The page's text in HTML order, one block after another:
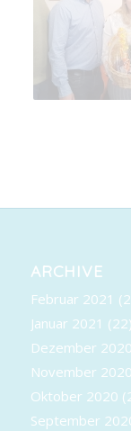
ARCHIVE
Februar 2021
Januar 2021 (22)
Dezember 2020
November 2020
Oktober 2020
September